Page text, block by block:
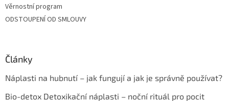
Věrnostní program
ODSTOUPENÍ OD SMLOUVY
Články
Náplasti na hubnutí – jak fungují a jak je správně používat?
Bio-detox Detoxikační náplasti – noční rituál pro pocit